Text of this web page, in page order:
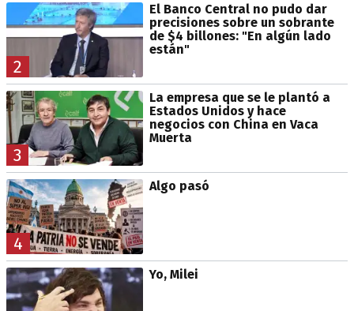
2
El Banco Central no pudo dar
precisiones sobre un sobrante
de $4 billones: "En algún lado
están"
3
La empresa que se le plantó a
Estados Unidos y hace
negocios con China en Vaca
Muerta
4
Algo pasó
Yo, Milei